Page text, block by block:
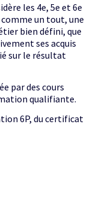
les 4e, 5e et 6e
un tout, une
bien défini, que
ses acquis
sur le résultat
par des cours
qualifiante.
6P, du certificat